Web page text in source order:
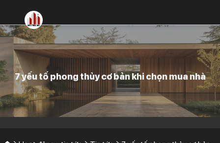
nội
dung
7 yếu tố phong thủy cơ bản khi chọn mua nhà